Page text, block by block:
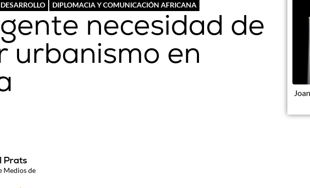
DIPLOMACIA Y COMUNICACIÓN AFRICANA
necesidad de
urbanismo en
Prats
Medios de